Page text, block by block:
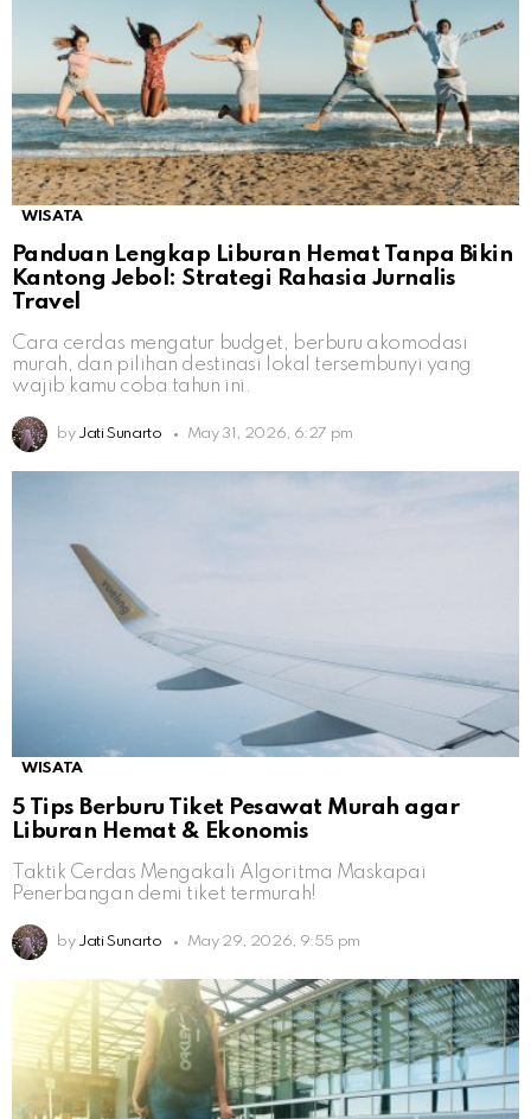
WISATA
Panduan Lengkap Liburan Hemat Tanpa Bikin
Kantong Jebol: Strategi Rahasia Jurnalis
Travel
Cara cerdas mengatur budget, berburu akomodasi
murah, dan pilihan destinasi lokal tersembunyi yang
wajib kamu coba tahun ini.
by Jati Sunarto May 31, 2026, 6:27 pm
WISATA
5 Tips Berburu Tiket Pesawat Murah agar
Liburan Hemat & Ekonomis
Taktik Cerdas Mengakali Algoritma Maskapai
Penerbangan demi tiket termurah!
by Jati Sunarto May 29, 2026, 9:55 pm